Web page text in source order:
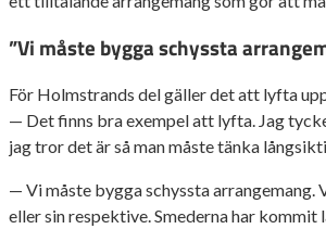
”Vi måste bygga schyssta
För Holmstrands del gäller det att lyfta
— Det finns bra exempel att lyfta. Jag
jag tror det är så man måste tänka
— Vi måste bygga schyssta arrangemang.
eller sin respektive. Smederna har